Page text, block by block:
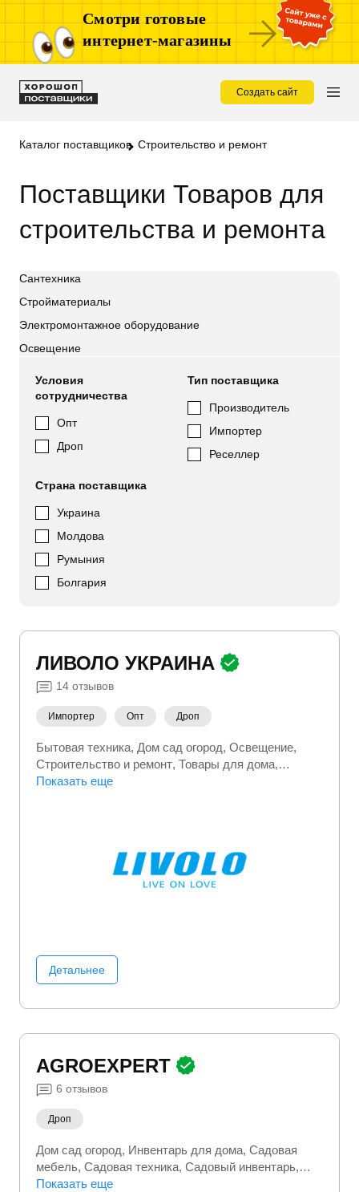
Смотри готовые
интернет-магазины
Создать сайт
Каталог поставщиков Строительство и ремонт
Поставщики Товаров для
строительства и ремонта
Сантехника
Стройматериалы
Электромонтажное оборудование
Освещение
Условия
сотрудничества
Опт
Дроп
Тип поставщика
Производитель
Импортер
Реселлер
Страна поставщика
Украина
Молдова
Румыния
Болгария
ЛИВОЛО УКРАИНА
14 отзывов
Импортер Опт Дроп
Бытовая техника Дом сад огород Освещение
Строительство и ремонт Товары для дома
Электромонтажное оборудование
Показать еще
Детальнее
AGROEXPERT
6 отзывов
Дроп
Дом сад огород Инвентарь для дома Садовая
мебель Садовая техника Садовый инвентарь
Сантехника Строительство и ремонт
Показать еще